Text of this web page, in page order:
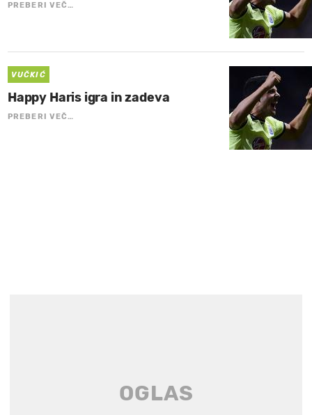
PREBERI VEČ…
VUČKIĆ
Happy Haris igra in zadeva
PREBERI VEČ…